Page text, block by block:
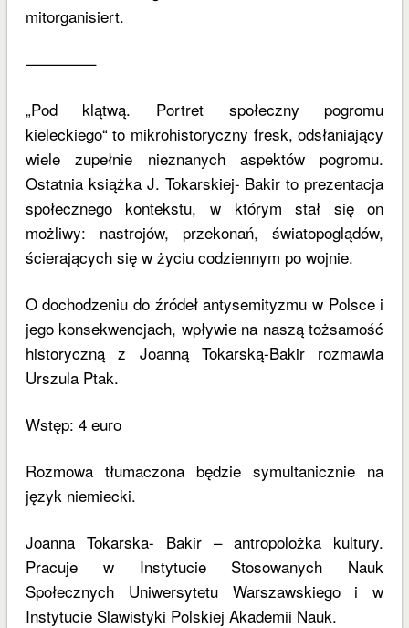
mitorganisiert.
————–
„Pod klątwą. Portret społeczny pogromu
kieleckiego“ to mikrohistoryczny fresk, odsłaniający
wiele zupełnie nieznanych aspektów pogromu.
Ostatnia książka J. Tokarskiej- Bakir to prezentacja
społecznego kontekstu, w którym stał się on
możliwy: nastrojów, przekonań, światopoglądów,
ścierających się w życiu codziennym po wojnie.
O dochodzeniu do źródeł antysemityzmu w Polsce i
jego konsekwencjach, wpływie na naszą tożsamość
historyczną z Joanną Tokarską-Bakir rozmawia
Urszula Ptak.
Wstęp: 4 euro
Rozmowa tłumaczona będzie symultanicznie na
język niemiecki.
Joanna Tokarska- Bakir – antropolożka kultury.
Pracuje w Instytucie Stosowanych Nauk
Społecznych Uniwersytetu Warszawskiego i w
Instytucie Slawistyki Polskiej Akademii Nauk.